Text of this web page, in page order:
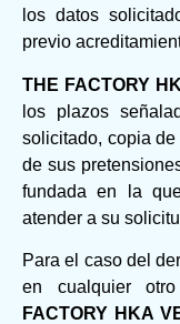
los datos
previo
THE FACTORY
los plazos
solicitado, copia
de sus
fundada en la
atender a su
Para el caso del
en cualquier
FACTORY HKA